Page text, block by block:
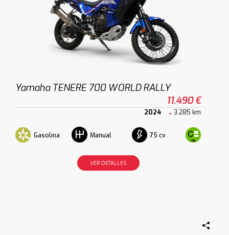
Yamaha TENERE 700 WORLD RALLY
11.490 €
2024 3.285 km
Gasolina Manual 75 cv
VER DETALLES